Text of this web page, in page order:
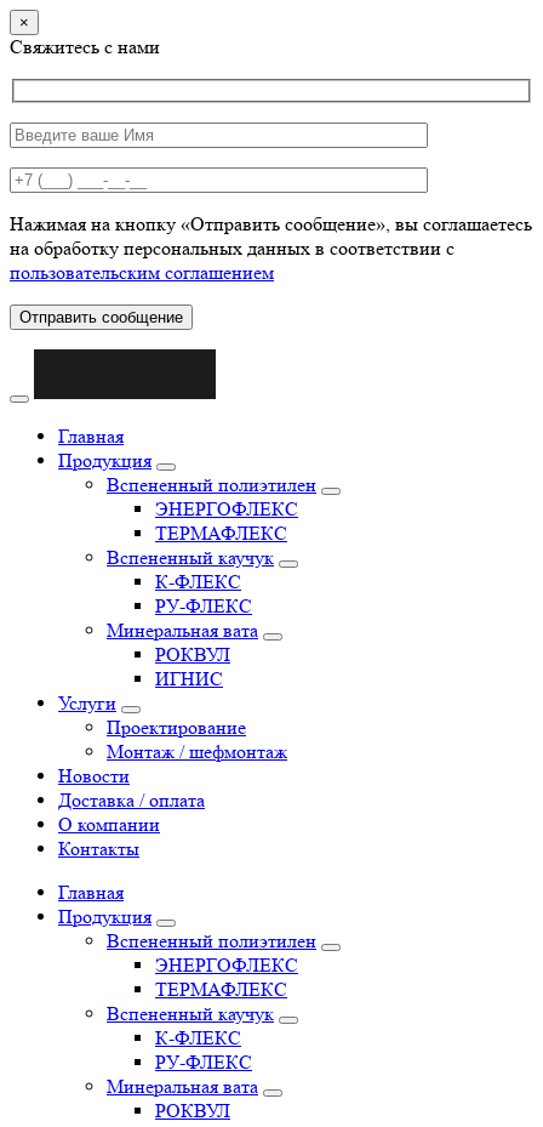
×
Свяжитесь с нами
Нажимая на кнопку «Отправить сообщение», вы соглашаетесь
на обработку персональных данных в соответствии с
пользовательским соглашением
Отправить сообщение
Главная
Продукция
Вспененный полиэтилен
ЭНЕРГОФЛЕКС
ТЕРМАФЛЕКС
Вспененный каучук
К-ФЛЕКС
РУ-ФЛЕКС
Минеральная вата
РОКВУЛ
ИГНИС
Услуги
Проектирование
Монтаж / шефмонтаж
Новости
Доставка / оплата
О компании
Контакты
Главная
Продукция
Вспененный полиэтилен
ЭНЕРГОФЛЕКС
ТЕРМАФЛЕКС
Вспененный каучук
К-ФЛЕКС
РУ-ФЛЕКС
Минеральная вата
РОКВУЛ